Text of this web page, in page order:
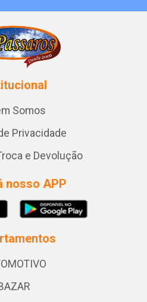
Somos
Privacidade
e Devolução
nosso APP